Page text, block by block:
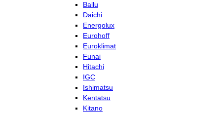
Ballu
Daichi
Energolux
Eurohoff
Euroklimat
Funai
Hitachi
IGC
Ishimatsu
Kentatsu
Kitano